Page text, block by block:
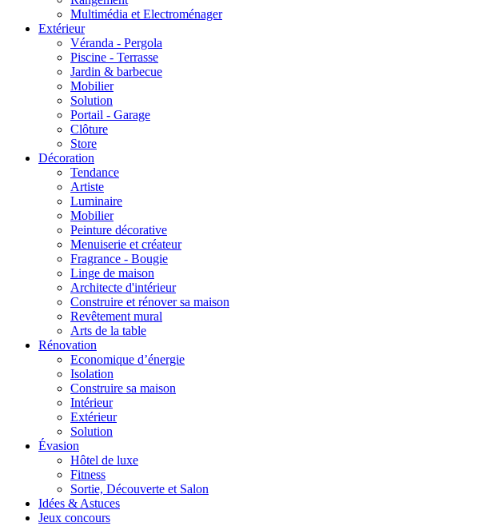
Multimédia et Electroménager
Extérieur
Véranda - Pergola
Piscine - Terrasse
Jardin & barbecue
Mobilier
Solution
Portail - Garage
Clôture
Store
Décoration
Tendance
Artiste
Luminaire
Mobilier
Peinture décorative
Menuiserie et créateur
Fragrance - Bougie
Linge de maison
Architecte d'intérieur
Construire et rénover sa maison
Revêtement mural
Arts de la table
Rénovation
Economique d’énergie
Isolation
Construire sa maison
Intérieur
Extérieur
Solution
Évasion
Hôtel de luxe
Fitness
Sortie, Découverte et Salon
Idées & Astuces
Jeux concours